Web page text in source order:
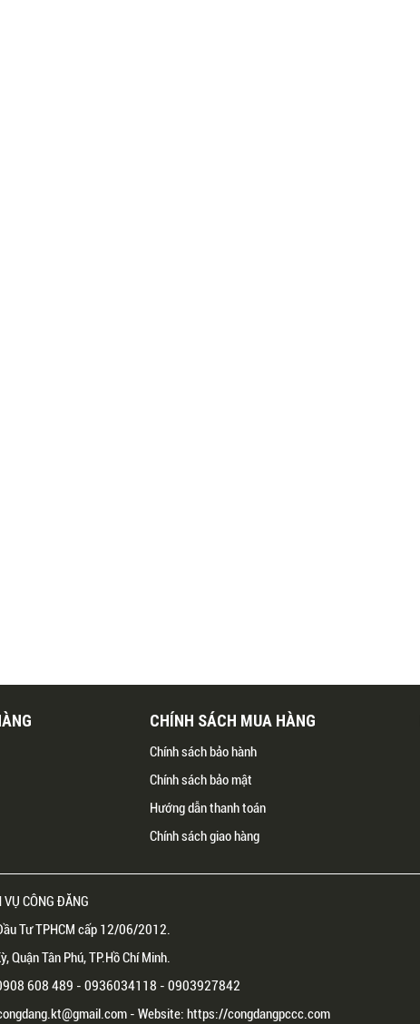
CHÍNH SÁCH MUA HÀNG
Chính sách bảo hành
Chính sách bảo mật
Hướng dẫn thanh toán
Chính sách giao hàng
CÔNG ĐĂNG
Tư TPHCM cấp 12/06/2012.
Tân Phú, TP.Hồ Chí Minh.
608 489 - 0936034118 - 0903927842
- Website: https://congdangpccc.com